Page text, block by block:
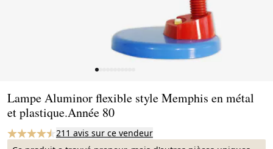
Lampe Aluminor flexible style Memphis en métal
et plastique.Année 80
211 avis sur ce vendeur